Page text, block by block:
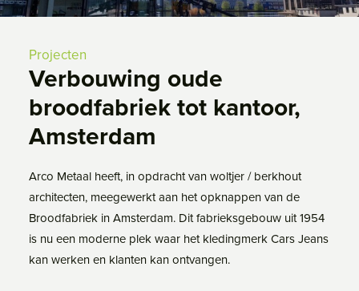
Contact
Projecten
Verbouwing oude
broodfabriek tot kantoor,
Amsterdam
Arco Metaal heeft, in opdracht van woltjer / berkhout
architecten, meegewerkt aan het opknappen van de
Broodfabriek in Amsterdam. Dit fabrieksgebouw uit 1954
is nu een moderne plek waar het kledingmerk Cars Jeans
kan werken en klanten kan ontvangen.